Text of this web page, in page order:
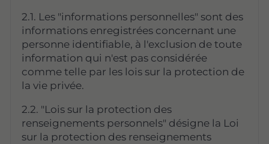
2.1. Les "informations personnelles" sont des
informations enregistrées concernant une
personne identifiable, à l'exclusion de toute
information qui n'est pas considérée
comme telle par les lois sur la protection de
la vie privée.
2.2. "Lois sur la protection des
renseignements personnels" désigne la Loi
sur la protection des renseignements